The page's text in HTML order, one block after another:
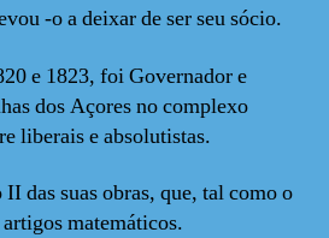
-o a deixar de ser seu sócio.
e 1823, foi Governador e
dos Açores no complexo
liberais e absolutistas.
das suas obras, que, tal como o
matemáticos.